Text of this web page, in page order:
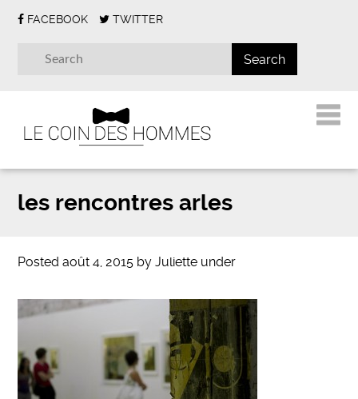
FACEBOOK TWITTER
les rencontres arles
Postedaoût 4, 2015 byJuliette under